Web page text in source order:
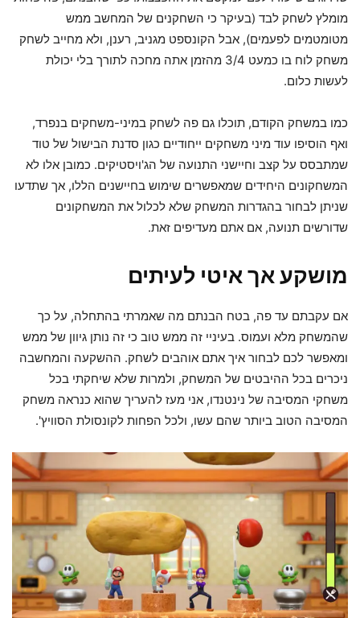
מומלץ לשחק לבד (בעיקר כי השחקנים של המחשב ממש
מטומטמים לפעמים), אבל הקונספט מגניב, רענן, ולא מחייב לשחק
משחק לוח בו כמעט 3/4 מהזמן אתה מחכה לתורך בלי יכולת
לעשות כלום.
כמו במשחק הקודם, תוכלו גם פה לשחק במיני-משחקים בנפרד,
ואף הוסיפו עוד מיני משחקים ייחודיים כגון סדנת הבישול של טוד
שמתבסס על קצב וחיישני התנועה של הג'ויסטיקים. כמובן אלו לא
המשחקונים היחידים שמאפשרים שימוש בחיישנים הללו, אך שתדעו
שניתן לבחור בהגדרות המשחק שלא לכלול את המשחקונים
שדורשים תנועה, אם אתם מעדיפים זאת.
מושקע אך איטי לעיתים
אם עקבתם עד פה, בטח הבנתם מה שאמרתי בהתחלה, על כך
שהמשחק מלא ועמוס. בעיניי זה ממש טוב כי זה נותן גיוון של ממש
ומאפשר לכם לבחור איך אתם אוהבים לשחק. ההשקעה והמחשבה
ניכרים בכל ההיבטים של המשחק, ולמרות שלא שיחקתי בכל
משחקי המסיבה של נינטנדו, אני מעז להעריך שהוא כנראה משחק
המסיבה הטוב ביותר שהם עשו, ולכל הפחות לקונסולת הסוויץ'.